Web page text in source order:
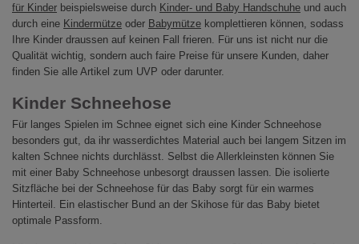
für Kinder beispielsweise durch Kinder- und Baby Handschuhe und auch
durch eine Kindermütze oder Babymütze komplettieren können, sodass
Ihre Kinder draussen auf keinen Fall frieren. Für uns ist nicht nur die
Qualität wichtig, sondern auch faire Preise für unsere Kunden, daher
finden Sie alle Artikel zum UVP oder darunter.
Kinder Schneehose
Für langes Spielen im Schnee eignet sich eine Kinder Schneehose
besonders gut, da ihr wasserdichtes Material auch bei langem Sitzen im
kalten Schnee nichts durchlässt. Selbst die Allerkleinsten können Sie
mit einer Baby Schneehose unbesorgt draussen lassen. Die isolierte
Sitzfläche bei der Schneehose für das Baby sorgt für ein warmes
Hinterteil. Ein elastischer Bund an der Skihose für das Baby bietet
optimale Passform.